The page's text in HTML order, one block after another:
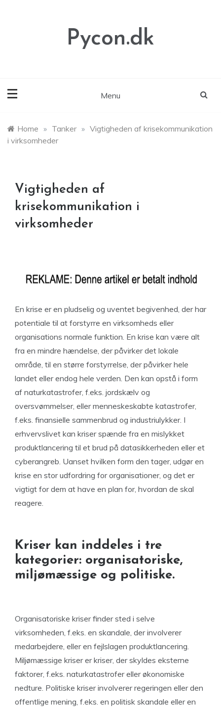
Pycon.dk
Menu
Home » Tanker » Vigtigheden af krisekommunikation
i virksomheder
Vigtigheden af
krisekommunikation i
virksomheder
En krise er en pludselig og uventet begivenhed, der har
potentiale til at forstyrre en virksomheds eller
organisations normale funktion. En krise kan være alt
fra en mindre hændelse, der påvirker det lokale
område, til en større forstyrrelse, der påvirker hele
landet eller endog hele verden. Den kan opstå i form
af naturkatastrofer, f.eks. jordskælv og
oversvømmelser, eller menneskeskabte katastrofer,
f.eks. finansielle sammenbrud og industriulykker. I
erhvervslivet kan kriser spænde fra en mislykket
produktlancering til et brud på datasikkerheden eller et
cyberangreb. Uanset hvilken form den tager, udgør en
krise en stor udfordring for organisationer, og det er
vigtigt for dem at have en plan for, hvordan de skal
reagere.
Kriser kan inddeles i tre
kategorier: organisatoriske,
miljømæssige og politiske.
Organisatoriske kriser finder sted i selve
virksomheden, f.eks. en skandale, der involverer
medarbejdere, eller en fejlslagen produktlancering.
Miljømæssige kriser er kriser, der skyldes eksterne
faktorer, f.eks. naturkatastrofer eller økonomiske
nedture. Politiske kriser involverer regeringen eller den
offentlige mening, f.eks. en politisk skandale eller en